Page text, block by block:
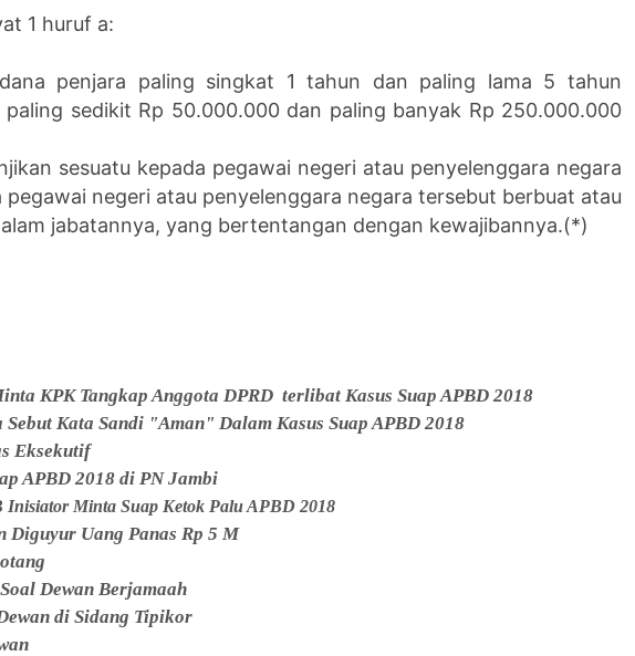
1 huruf a:
penjara paling singkat 1 tahun dan paling lama 5 tahun
sedikit Rp 50.000.000 dan paling banyak Rp 250.000.000
sesuatu kepada pegawai negeri atau penyelenggara negara
pegawai negeri atau penyelenggara negara tersebut berbuat atau
jabatannya, yang bertentangan dengan kewajibannya.(*)
KPK Tangkap Anggota DPRD terlibat Kasus Suap APBD 2018
Kata Sandi "Aman" Dalam Kasus Suap APBD 2018
Eksekutif
APBD 2018 di PN Jambi
Inisiator Minta Suap Ketok Palu APBD 2018
Diguyur Uang Panas Rp 5 M
Dewan Berjamaah
di Sidang Tipikor